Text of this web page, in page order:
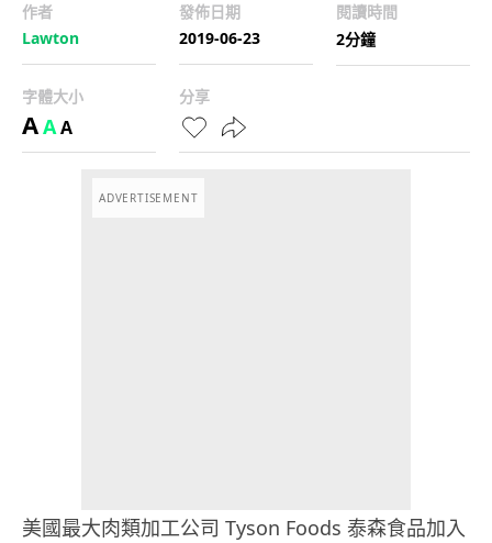
作者
Lawton
發佈日期
2019-06-23
閱讀時間
2分鐘
字體大小
AAA
分享
ADVERTISEMENT
美國最大肉類加工公司 Tyson Foods 泰森食品加入